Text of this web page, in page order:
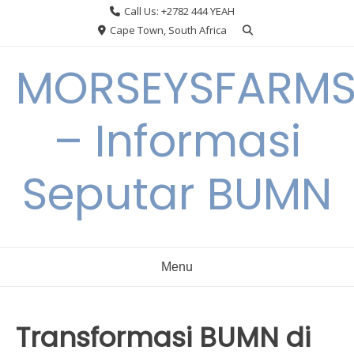
Call Us: +2782 444 YEAH
Cape Town, South Africa
– Informasi
Seputar BUMN
Menu
Transformasi BUMN di